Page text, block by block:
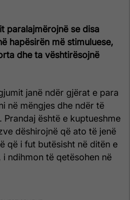
paralajmërojnë se disa
hapësirën më stimuluese,
dhe ta vështirësojnë
janë ndër gjërat e para
në mëngjes dhe ndër të
është e kuptueshme
dëshirojnë që ato të jenë
që i fut butësisht në ditën e
i ndihmon të qetësohen në